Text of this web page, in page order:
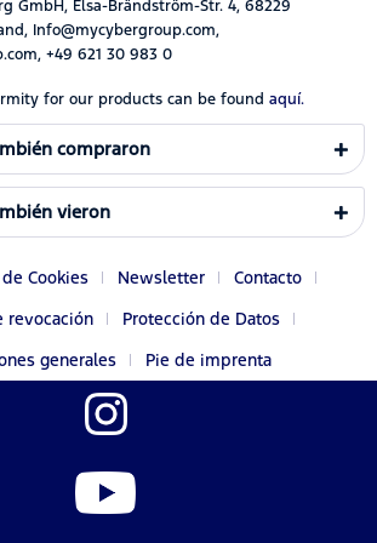
GmbH, Elsa-Brändström-Str. 4, 68229
Info@mycybergroup.com,
+49 621 30 983 0
for our products can be found aquí.
compraron
vieron
Cookies Newsletter
Contacto
revocación
Protección de Datos
generales
Pie de imprenta